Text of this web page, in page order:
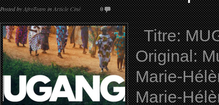
Posted byAfroTeaminArticle Ciné 0
Titre:
Original:
Marie-
Marie-